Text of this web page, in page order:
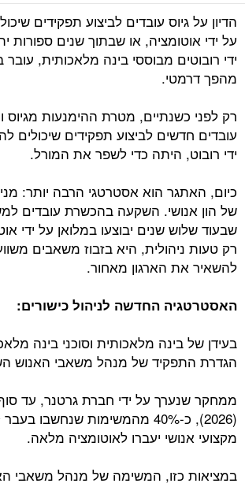
הדיון על גיוס עובדים לביצוע תפקידים
על ידי אוטומציה, או שבתוך שנים ספורות
ידי רובוטים מבוססי בינה מלאכותית,
מהפך דרמטי.
רק לפני כשנתיים, מטרת ההימנעות מגיוס
עובדים חדשים לביצוע תפקידים שיכולים
ידי רובוט, היתה כדי לשפר את המורל.
כיום, האתגר הוא אסטרטגי הרבה יותר:
של הון אנושי. השקעה בהכשרת עובדים
שבעוד שלוש שנים יבוצעו במלואן על ידי
רק טעות ניהולית, היא בזבוז משאבים
להשאיר את הארגון מאחור.
האסטרטגיה החדשה לניהול כישורים:
בעידן של בינה מלאכותית וסוכני בינה
הגדרת התפקיד של מנהל משאבי האנוש
ממחקר שנערך על ידי חברת גרטנר, עד
(2026), כ-40% מהמשימות שנחשבו
מקצועי אנושי יעברו לאוטומציה מלאה.
במציאות כזו, המשימה של מנהל משאבי